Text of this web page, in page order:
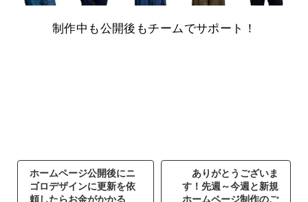
制作中も公開後もチームでサポート！
ホームページ公開後にニ
ゴロデザインに更新を依
頼したらお金がかかる
ありがとうございま
す！先週～今週と新規
ホームページ制作のご